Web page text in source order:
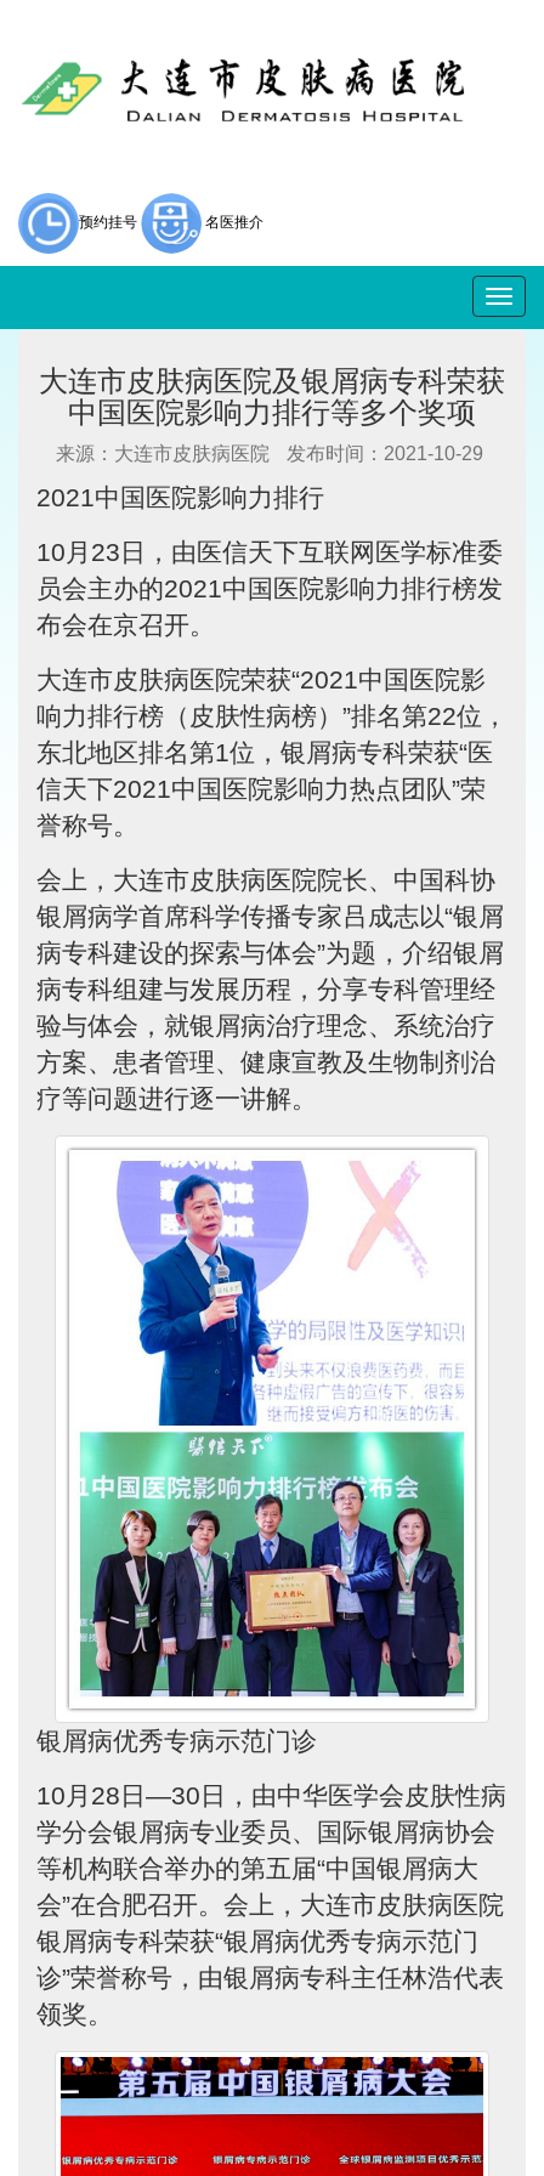
预约挂号 名医推介
大连市皮肤病医院及银屑病专科荣获
中国医院影响力排行等多个奖项
来源：大连市皮肤病医院 发布时间：2021-10-29
2021中国医院影响力排行
10月23日，由医信天下互联网医学标准委
员会主办的2021中国医院影响力排行榜发
布会在京召开。
大连市皮肤病医院荣获“2021中国医院影
响力排行榜（皮肤性病榜）”排名第22位，
东北地区排名第1位，银屑病专科荣获“医
信天下2021中国医院影响力热点团队”荣
誉称号。
会上，大连市皮肤病医院院长、中国科协
银屑病学首席科学传播专家吕成志以“银屑
病专科建设的探索与体会”为题，介绍银屑
病专科组建与发展历程，分享专科管理经
验与体会，就银屑病治疗理念、系统治疗
方案、患者管理、健康宣教及生物制剂治
疗等问题进行逐一讲解。
银屑病优秀专病示范门诊
10月28日—30日，由中华医学会皮肤性病
学分会银屑病专业委员、国际银屑病协会
等机构联合举办的第五届“中国银屑病大
会”在合肥召开。会上，大连市皮肤病医院
银屑病专科荣获“银屑病优秀专病示范门
诊”荣誉称号，由银屑病专科主任林浩代表
领奖。